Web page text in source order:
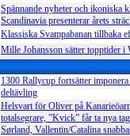
Spännande nyheter och
Scandinavia presenterar årets
Klassiska Svampabanan tillbaka
Mille Johansson sätter topptider i
1300 Rallycup fortsätter
deltävling
Helsvart för Oliver på
totalsegrare, ”Kvick” får ta nya
Sørland, Vallentin/Catalina